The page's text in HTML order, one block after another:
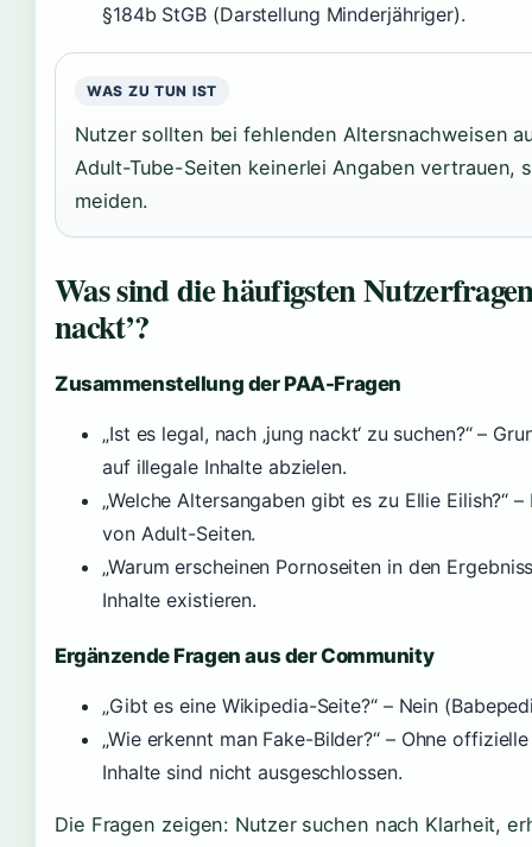
§184b StGB (Darstellung Minderjähriger).
WAS ZU TUN IST
Nutzer sollten bei fehlenden Altersnachweisen
Adult-Tube-Seiten keinerlei Angaben vertrauen,
meiden.
Was sind die häufigsten
nackt’?
Zusammenstellung der PAA-Fragen
„Ist es legal, nach ‚jung nackt‘ zu suchen?“ –
auf illegale Inhalte abzielen.
„Welche Altersangaben gibt es zu Ellie Eilish?“
von Adult-Seiten.
„Warum erscheinen Pornoseiten in den
Inhalte existieren.
Ergänzende Fragen aus der Community
„Gibt es eine Wikipedia-Seite?“ – Nein
„Wie erkennt man Fake-Bilder?“ – Ohne
Inhalte sind nicht ausgeschlossen.
Die Fragen zeigen: Nutzer suchen nach Klarheit,